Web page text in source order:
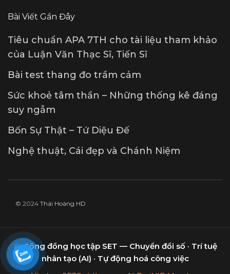
Bài Viết Gần Đây
Tiêu chuẩn APA 7TH cho tài liệu tham khảo
của Luận Văn Thạc Sĩ, Tiến Sĩ
Bài test thang đo trầm cảm
Sức khoẻ tâm thần – Những thống kê đáng
suy ngẫm
Bốn Sự Thật – Tứ Diệu Đế
Nghệ thuật, Cái đẹp và Chánh Niệm
© 2024 Thái Hoàng HD
Cộng đồng học tập SET — Chuyển đổi số · Trí tuệ
nhân tạo (AI) · Tự động hoá công việc